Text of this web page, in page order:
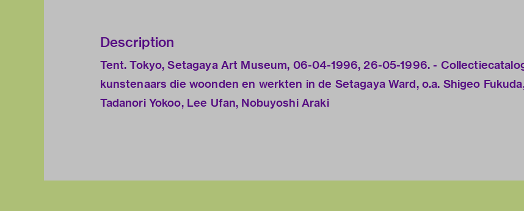
Description
Tent. Tokyo, Setagaya Art Museum, 06-04-1996, 26-05-1996. -
kunstenaars die woonden en werkten in de Setagaya Ward, o.a. Shigeo
Tadanori Yokoo, Lee Ufan, Nobuyoshi Araki